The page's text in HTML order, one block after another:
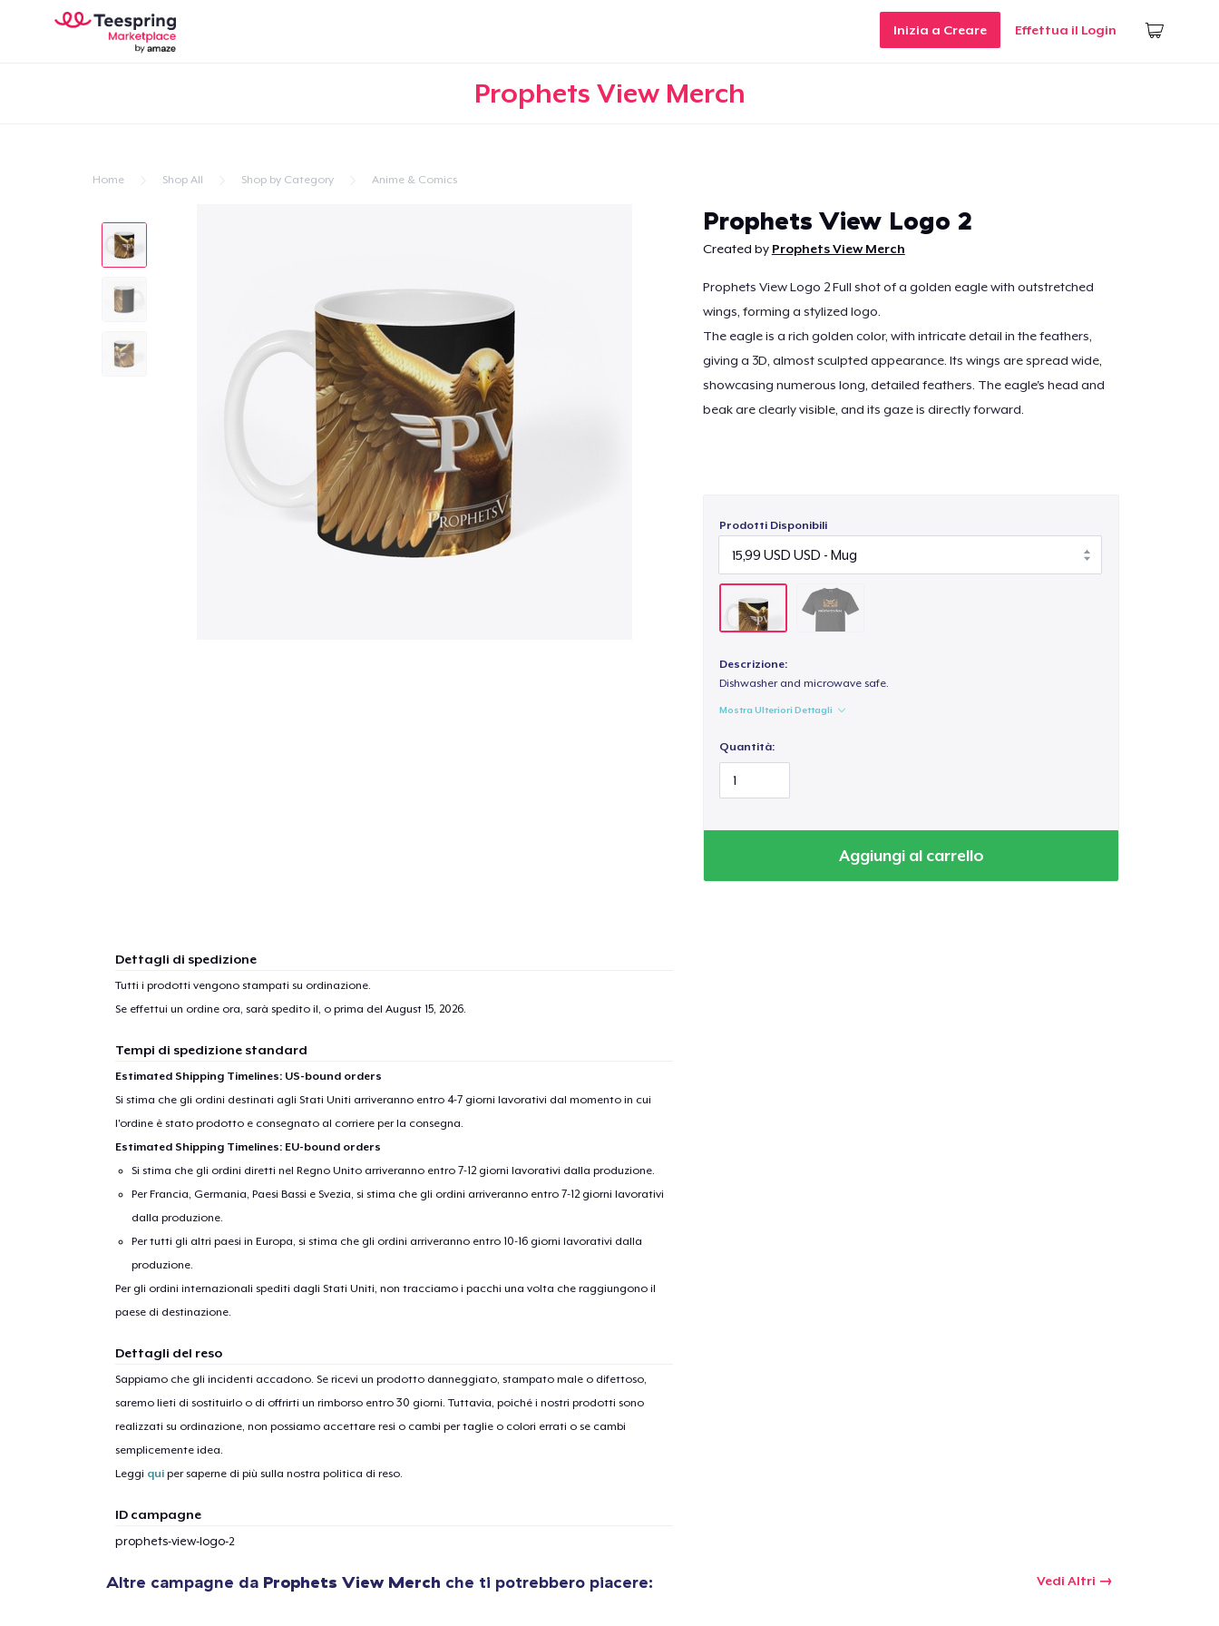
Inizia a Creare Effettua il Login
Prophets View Merch
Home Shop All Shop by Category Anime & Comics
Prophets View Logo 2
Created by Prophets View Merch
Prophets View Logo 2 Full shot of a golden eagle with outstretched
wings, forming a stylized logo.
The eagle is a rich golden color, with intricate detail in the feathers,
giving a 3D, almost sculpted appearance. Its wings are spread wide,
showcasing numerous long, detailed feathers. The eagle's head and
beak are clearly visible, and its gaze is directly forward.
Prodotti Disponibili
Descrizione:
Dishwasher and microwave safe.
Mostra Ulteriori Dettagli
Quantità:
Aggiungi al carrello
Dettagli di spedizione
Tutti i prodotti vengono stampati su ordinazione.
Se effettui un ordine ora, sarà spedito il, o prima del August 15, 2026.
Tempi di spedizione standard
Estimated Shipping Timelines: US-bound orders
Si stima che gli ordini destinati agli Stati Uniti arriveranno entro 4-7 giorni lavorativi dal momento in cui
l'ordine è stato prodotto e consegnato al corriere per la consegna.
Estimated Shipping Timelines: EU-bound orders
Si stima che gli ordini diretti nel Regno Unito arriveranno entro 7-12 giorni lavorativi dalla produzione.
Per Francia, Germania, Paesi Bassi e Svezia, si stima che gli ordini arriveranno entro 7-12 giorni lavorativi
dalla produzione.
Per tutti gli altri paesi in Europa, si stima che gli ordini arriveranno entro 10-16 giorni lavorativi dalla
produzione.
Per gli ordini internazionali spediti dagli Stati Uniti, non tracciamo i pacchi una volta che raggiungono il
paese di destinazione.
Dettagli del reso
Sappiamo che gli incidenti accadono. Se ricevi un prodotto danneggiato, stampato male o difettoso,
saremo lieti di sostituirlo o di offrirti un rimborso entro 30 giorni. Tuttavia, poiché i nostri prodotti sono
realizzati su ordinazione, non possiamo accettare resi o cambi per taglie o colori errati o se cambi
semplicemente idea.
Leggi quiper saperne di più sulla nostra politica di reso.
ID campagne
prophets-view-logo-2
Altre campagne da Prophets View Merch che ti potrebbero piacere: Vedi Altri